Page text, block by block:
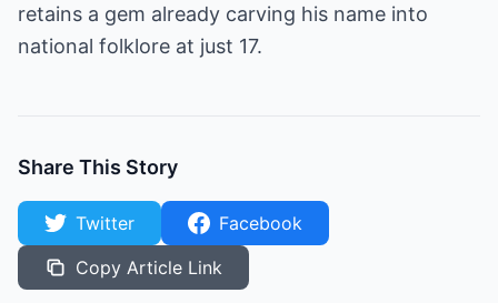
retains a gem already carving his name into
national folklore at just 17.
Share This Story
Twitter
Facebook
Copy Article Link